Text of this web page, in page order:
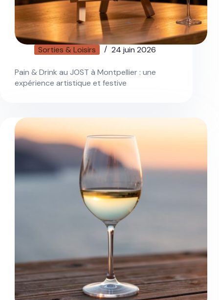
Sorties & Loisirs 24 juin 2026
Pain & Drink au JOST à Montpellier : une
expérience artistique et festive